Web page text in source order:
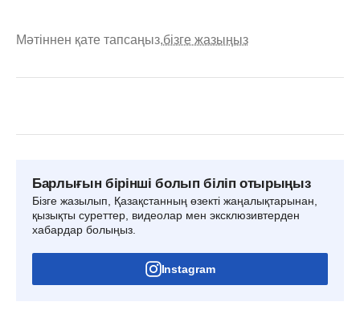
Мәтіннен қате тапсаңыз,бізге жазыңыз
Барлығын бірінші болып біліп отырыңыз
Бізге жазылып, Қазақстанның өзекті жаңалықтарынан,
қызықты суреттер, видеолар мен эксклюзивтерден
хабардар болыңыз.
Instagram